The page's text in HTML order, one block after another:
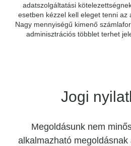
adatszolgáltatási
esetben kézzel kell eleget tenni az
Nagy mennyiségű kimenő
adminisztrációs többlet terhet
Jogi
Megoldásunk nem
alkalmazható